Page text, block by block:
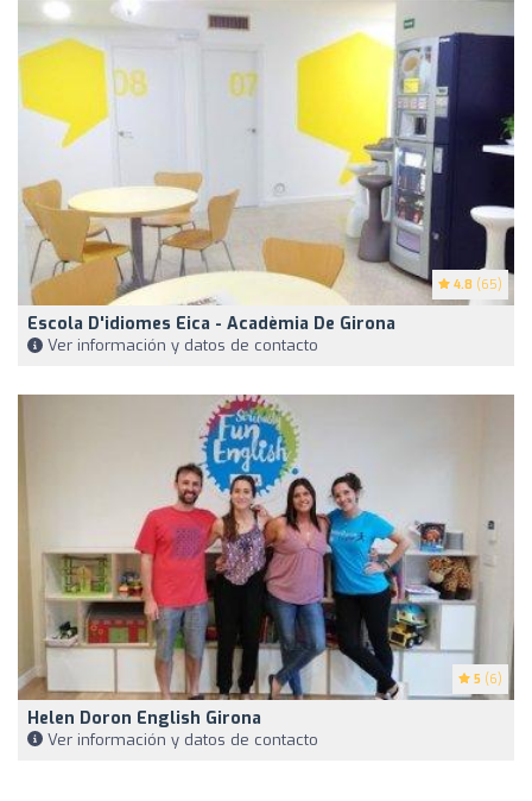
4.8 (65)
Escola D'idiomes Eica - Acadèmia De Girona
Ver información y datos de contacto
5 (6)
Helen Doron English Girona
Ver información y datos de contacto